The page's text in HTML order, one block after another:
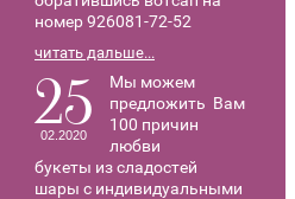
номер 926081-72-52
читать дальше...
25
02.2020
Мы можем
предложить Вам
100 причин
любви
букеты из сладостей
шары с индивидуальными